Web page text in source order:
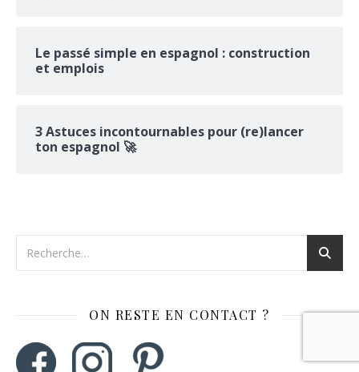
Le passé simple en espagnol : construction
et emplois
3 Astuces incontournables pour (re)lancer
ton espagnol 🚀
ON RESTE EN CONTACT ?